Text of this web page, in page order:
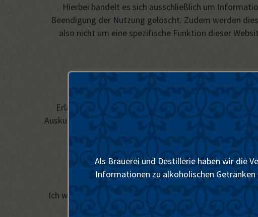
Hierbei handelt es sich ausschließlich um
Beendigung der Nutzung gelöscht. Zudem werden
also nicht um eine spezifische Funktion dieser
Personenbezogene Daten werden darüber
Erlaubnistatbestand vorliegt, z. B. wenn ich
Auskunft an öffentliche Stellen, die Daten aufgrund
Durchsetzung meiner
Ich weise darauf hin, dass Betreiber von Seiten, die
könnten. Bitte
Als Brauerei und Destillerie haben wir die
Informationen zu alkoholischen